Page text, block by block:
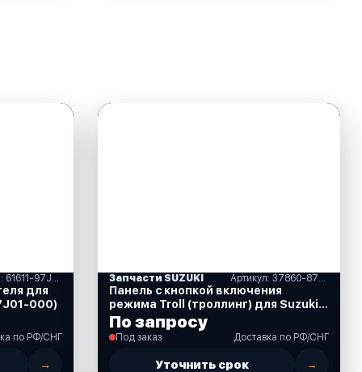
Артикул: 61611-97J01-000
для
000)
по РФ/СНГ
→
Запчасти SUZUKI Артикул: 37860-87L00-000
Панель с кнопкой включения
режима Troll (троллинг) для Suzuki
DF40-350 л.с. (37860-87L00-000)
По запросу
Под заказ Доставка по РФ/СНГ
Уточнить срок →